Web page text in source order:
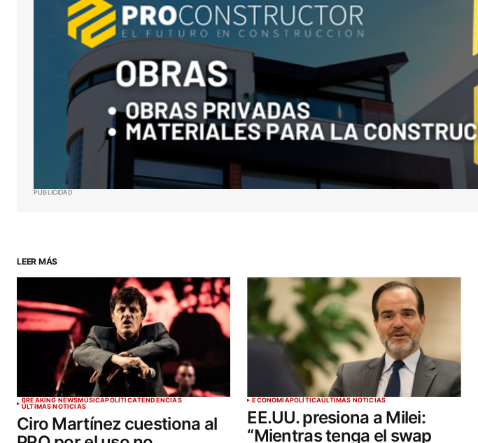
próxima vez que haga un comentario.
PUBLICIDAD
LEER MÁS
BREAKING NEWSMÚSICAPOLÍTICATENDENCIAS
ÚLTIMAS NOTICIAS
Ciro Martínez cuestiona al
ECONOMÍAPOLÍTICAÚLTIMAS NOTICIAS
EE.UU. presiona a Milei:
“Mientras tenga el swap